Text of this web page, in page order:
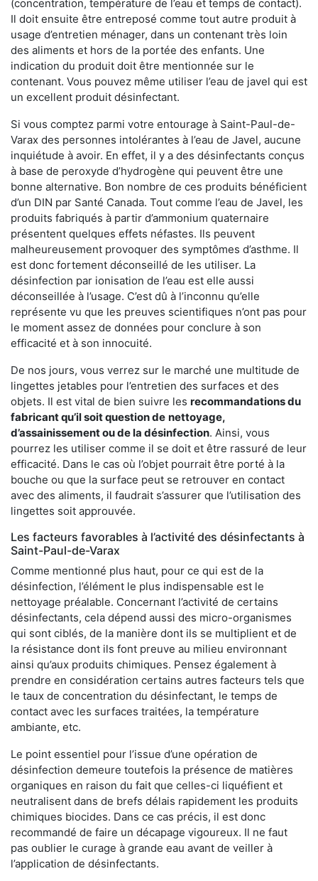
(concentration, température de l’eau et temps de contact).
Il doit ensuite être entreposé comme tout autre produit à
usage d’entretien ménager, dans un contenant très loin
des aliments et hors de la portée des enfants. Une
indication du produit doit être mentionnée sur le
contenant. Vous pouvez même utiliser l’eau de javel qui est
un excellent produit désinfectant.
Si vous comptez parmi votre entourage à Saint-Paul-de-
Varax des personnes intolérantes à l’eau de Javel, aucune
inquiétude à avoir. En effet, il y a des désinfectants conçus
à base de peroxyde d’hydrogène qui peuvent être une
bonne alternative. Bon nombre de ces produits bénéficient
d’un DIN par Santé Canada. Tout comme l’eau de Javel, les
produits fabriqués à partir d’ammonium quaternaire
présentent quelques effets néfastes. Ils peuvent
malheureusement provoquer des symptômes d’asthme. Il
est donc fortement déconseillé de les utiliser. La
désinfection par ionisation de l’eau est elle aussi
déconseillée à l’usage. C’est dû à l’inconnu qu’elle
représente vu que les preuves scientifiques n’ont pas pour
le moment assez de données pour conclure à son
efficacité et à son innocuité.
De nos jours, vous verrez sur le marché une multitude de
lingettes jetables pour l’entretien des surfaces et des
objets. Il est vital de bien suivre les recommandations du
fabricant qu’il soit question de nettoyage,
d’assainissement ou de la désinfection. Ainsi, vous
pourrez les utiliser comme il se doit et être rassuré de leur
efficacité. Dans le cas où l’objet pourrait être porté à la
bouche ou que la surface peut se retrouver en contact
avec des aliments, il faudrait s’assurer que l’utilisation des
lingettes soit approuvée.
Les facteurs favorables à l’activité des désinfectants à
Saint-Paul-de-Varax
Comme mentionné plus haut, pour ce qui est de la
désinfection, l’élément le plus indispensable est le
nettoyage préalable. Concernant l’activité de certains
désinfectants, cela dépend aussi des micro-organismes
qui sont ciblés, de la manière dont ils se multiplient et de
la résistance dont ils font preuve au milieu environnant
ainsi qu’aux produits chimiques. Pensez également à
prendre en considération certains autres facteurs tels que
le taux de concentration du désinfectant, le temps de
contact avec les surfaces traitées, la température
ambiante, etc.
Le point essentiel pour l’issue d’une opération de
désinfection demeure toutefois la présence de matières
organiques en raison du fait que celles-ci liquéfient et
neutralisent dans de brefs délais rapidement les produits
chimiques biocides. Dans ce cas précis, il est donc
recommandé de faire un décapage vigoureux. Il ne faut
pas oublier le curage à grande eau avant de veiller à
l’application de désinfectants.